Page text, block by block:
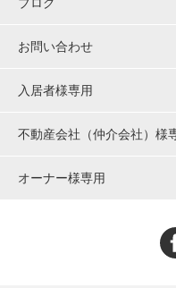
お問い合わせ
入居者様専用
不動産会社（仲介会社）様
オーナー様専用